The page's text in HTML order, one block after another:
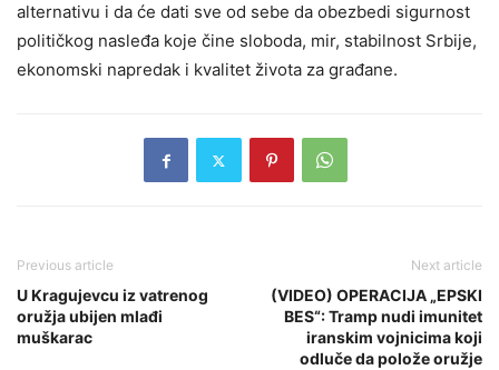
alternativu i da će dati sve od sebe da obezbedi sigurnost
političkog nasleđa koje čine sloboda, mir, stabilnost Srbije,
ekonomski napredak i kvalitet života za građane.
Previous article
U Kragujevcu iz vatrenog
oružja ubijen mlađi
muškarac
Next article
(VIDEO) OPERACIJA „EPSKI
BES“: Tramp nudi imunitet
iranskim vojnicima koji
odluče da polože oružje